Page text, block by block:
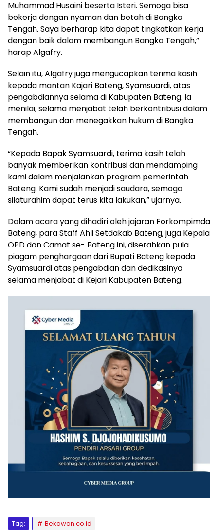
Muhammad Husaini beserta Isteri. Semoga bisa
bekerja dengan nyaman dan betah di Bangka
Tengah. Saya berharap kita dapat tingkatkan kerja
dengan baik dalam membangun Bangka Tengah,”
harap Algafry.
Selain itu, Algafry juga mengucapkan terima kasih
kepada mantan Kajari Bateng, Syamsuardi, atas
pengabdiannya selama di Kabupaten Bateng. Ia
menilai, selama menjabat telah berkontribusi dalam
membangun dan menegakkan hukum di Bangka
Tengah.
“Kepada Bapak Syamsuardi, terima kasih telah
banyak memberikan kontribusi dan mendamping
kami dalam menjalankan program pemerintah
Bateng. Kami sudah menjadi saudara, semoga
silaturahim dapat terus kita lakukan,” ujarnya.
Dalam acara yang dihadiri oleh jajaran Forkompimda
Bateng, para Staff Ahli Setdakab Bateng, juga Kepala
OPD dan Camat se- Bateng ini, diserahkan pula
piagam penghargaan dari Bupati Bateng kepada
Syamsuardi atas pengabdian dan dedikasinya
selama menjabat di Kejari Kabupaten Bateng.
Tag: Bekawan.co.id